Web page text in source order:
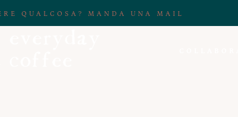
QUALCOSA? MANDA UNA MAIL